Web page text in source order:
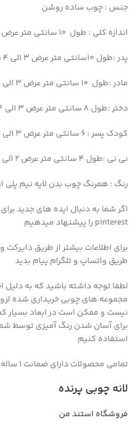
جنس : چوب ساده روشن
اندازه کلی : طول ۱۰ سانتی متر عرض ۳ الی ۴ سانتی متر
پدر :طول ۱۰سانتی متر عرض ۳ الی ۴ سانتی متر
مادر :طول ۱۰ سانتی متر عرض ۳ الی ۴ سانتی متر
دختر :طول ۸ سانتی متر عرض ۳ الی ۴ سانتی متر
کودک پسر : ۶ سانتی متر عرض ۳ الی ۴ سانتی متر
نی نی :طول ۴ سانتی متر عرض ۲ الی ۳ سانتی متر
رنگ : همرنگ چوب بدن لایه نیم پلی
اگر شما به دنبال ایده های جدید
pinterest را پیشنهاد میدهیم
طریق واتساپ و تلگرام پیام بدید
لطفا توجه داشته باشید که به
مجموعه های چوبی خریداری شده
نیست و ممکن است در ابعاد
برای آسان شدن رنگ آمیزی توسط
استفاده کنیم
تمامی محصولات دارای ضمانت ۱ ساله میباشد
لانه چوبی پرنده
فروشگاه استند من